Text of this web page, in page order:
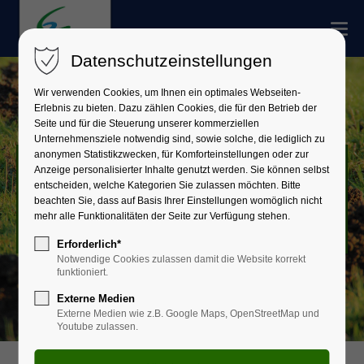
Bodenschutz
und Altlasten
Datenschutzeinstellungen
Wir verwenden Cookies, um Ihnen ein optimales Webseiten-
Erlebnis zu bieten. Dazu zählen Cookies, die für den Betrieb der
Seite und für die Steuerung unserer kommerziellen
Unternehmensziele notwendig sind, sowie solche, die lediglich zu
anonymen Statistikzwecken, für Komforteinstellungen oder zur
Anzeige personalisierter Inhalte genutzt werden. Sie können selbst
entscheiden, welche Kategorien Sie zulassen möchten. Bitte
beachten Sie, dass auf Basis Ihrer Einstellungen womöglich nicht
mehr alle Funktionalitäten der Seite zur Verfügung stehen.
Erforderlich*
Notwendige Cookies zulassen damit die Website korrekt
funktioniert.
Externe Medien
Externe Medien wie z.B. Google Maps, OpenStreetMap und
Youtube zulassen.